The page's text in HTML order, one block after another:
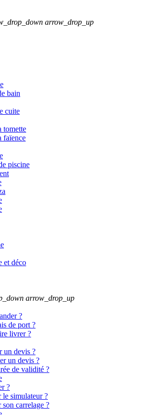
arrow_drop_up
bain
cuite
tomette
faïence
piscine
et déco
arrow_drop_up
?
de port ?
livrer ?
un devis ?
un devis ?
de validité ?
?
simulateur ?
carrelage ?